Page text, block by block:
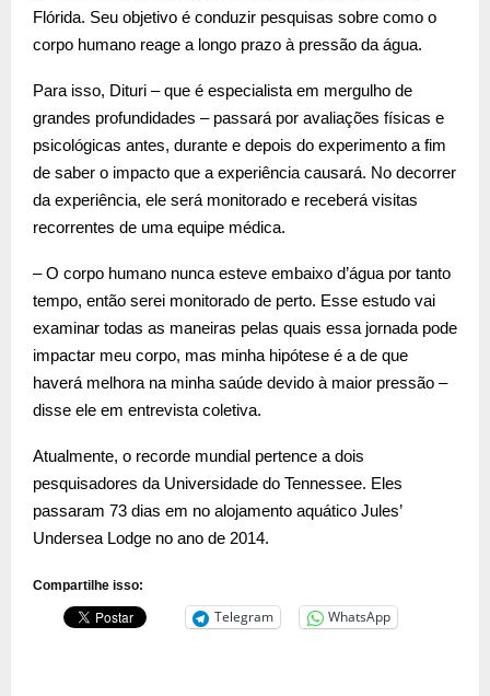
Flórida. Seu objetivo é conduzir pesquisas sobre como o
corpo humano reage a longo prazo à pressão da água.
Para isso, Dituri – que é especialista em mergulho de
grandes profundidades – passará por avaliações físicas e
psicológicas antes, durante e depois do experimento a fim
de saber o impacto que a experiência causará. No decorrer
da experiência, ele será monitorado e receberá visitas
recorrentes de uma equipe médica.
– O corpo humano nunca esteve embaixo d’água por tanto
tempo, então serei monitorado de perto. Esse estudo vai
examinar todas as maneiras pelas quais essa jornada pode
impactar meu corpo, mas minha hipótese é a de que
haverá melhora na minha saúde devido à maior pressão –
disse ele em entrevista coletiva.
Atualmente, o recorde mundial pertence a dois
pesquisadores da Universidade do Tennessee. Eles
passaram 73 dias em no alojamento aquático Jules’
Undersea Lodge no ano de 2014.
Compartilhe isso:
Telegram WhatsApp